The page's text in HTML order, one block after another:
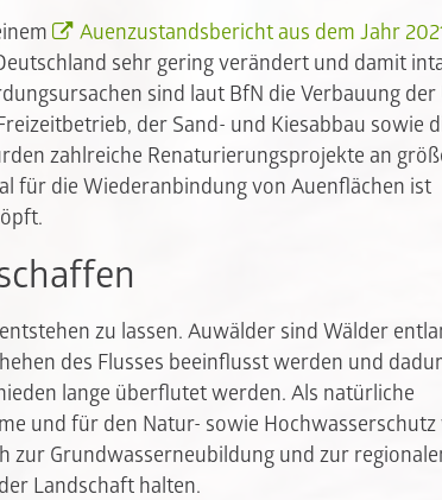
Auenzustandsbericht aus dem Jahr
sehr gering verändert und damit
sind laut BfN die Verbauung der
der Sand- und Kiesabbau sowie
zahlreiche Renaturierungsprojekte an
für die Wiederanbindung von Auenflächen ist
zu lassen. Auwälder sind Wälder
des Flusses beeinflusst werden und
lange überflutet werden. Als natürliche
und für den Natur- sowie Hochwasserschutz
zur Grundwasserneubildung und zur
Landschaft halten.